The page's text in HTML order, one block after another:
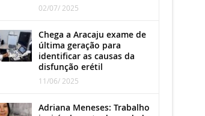
02/07/ 2025
Chega a Aracaju exame de
última geração para
identificar as causas da
disfunção erétil
11/06/ 2025
Adriana Meneses: Trabalho